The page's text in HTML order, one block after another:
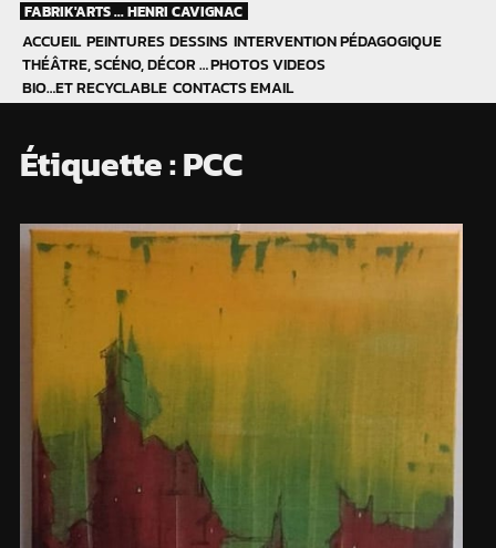
Skip
content
FABRIK'ARTS ... HENRI CAVIGNAC
ACCUEIL PEINTURES DESSINS INTERVENTION PÉDAGOGIQUE
THÉÂTRE, SCÉNO, DÉCOR …PHOTOSVIDEOS
BIO…ET RECYCLABLE CONTACTS EMAIL
Étiquette :PCC